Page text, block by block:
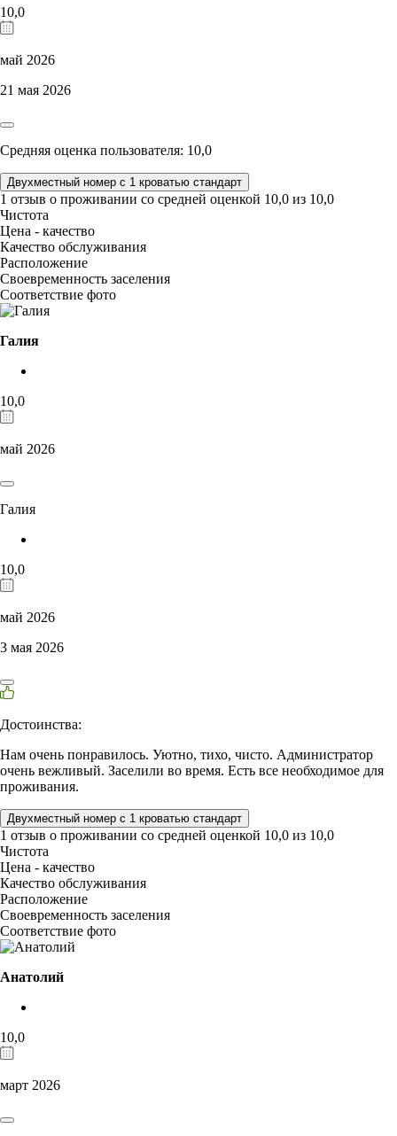
10,0
май 2026
21 мая 2026
Средняя оценка пользователя: 10,0
Двухместный номер с 1 кроватью стандарт
1 отзыв о проживании со средней оценкой 10,0 из 10,0
Чистота
Цена - качество
Качество обслуживания
Расположение
Своевременность заселения
Соответствие фото
Галия
10,0
май 2026
Галия
10,0
май 2026
3 мая 2026
Достоинства:
Нам очень понравилось. Уютно, тихо, чисто. Администратор
очень вежливый. Заселили во время. Есть все необходимое для
проживания.
Двухместный номер с 1 кроватью стандарт
1 отзыв о проживании со средней оценкой 10,0 из 10,0
Чистота
Цена - качество
Качество обслуживания
Расположение
Своевременность заселения
Соответствие фото
Анатолий
10,0
март 2026